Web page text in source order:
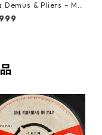
Demus & Pliers – Mu
Wrote【7-21777】